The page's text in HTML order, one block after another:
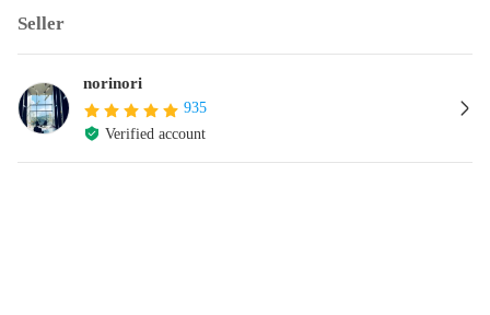
Seller
norinori
935
Verified account